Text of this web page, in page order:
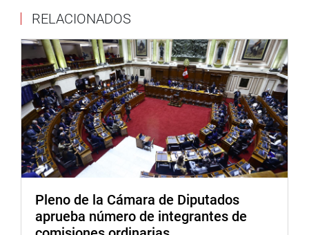
http://www.congreso.gob.pe/
Facebook:https://www.facebook.com/congresoperu
Twitter:https://twitter.com/congresoperu
https://twitter.com/congresoperu>
Youtube:http://www.youtube.com/congresoperu
http://www.youtube.com/congresoperu
Sistema de Archivo Fotográfico (SAF):
http://www4.congreso.gob.pe/fotografia.asp
RELACIONADOS
Pleno de la Cámara de Diputados
aprueba número de integrantes de